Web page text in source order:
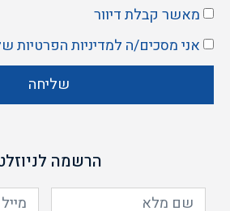
מאשר קבלת דיוור
אני מסכים/ה למדיניות הפרטיות
שליחה
הרשמה